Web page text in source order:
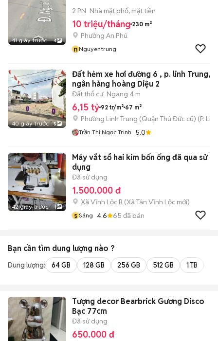
41 giây trước 4
2 PN Nhà mặt phố, mặt tiền
10 triệu/tháng 230 m²
Phường An Phú
nNguyentrung
40 giây trước 5
Đất hẻm xe hơi đường 6 , p. linh Trung,
ngân hàng hoàng Diệu 2
Đất thổ cư Ngang 4 m
6,15 tỷ 92 tr/m² 67 m²
Phường Linh Trung (Quận Thủ Đức cũ) (P.
Trần Thị Ngọc Trinh 5.0
42 giây trước 1
Máy vắt sổ hai kim bốn ống đã qua sử
dụng
Đã sử dụng
1.500.000 đ
Xã Vĩnh Lộc B (Xã Tân Vĩnh Lộc mới)
s Sáng 4.6 65 đã bán
Bạn cần tìm dung lượng nào ?
Dung lượng: 64 GB 128 GB 256 GB 512 GB 1 TB
Tượng decor Bearbrick Gương Disco
Bạc 77cm
Đã sử dụng
650.000 đ